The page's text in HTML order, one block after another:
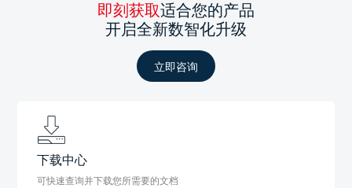
即刻获取适合您的产品
开启全新数智化升级
立即咨询
下载中心
可快速查询并下载您所需要的文档